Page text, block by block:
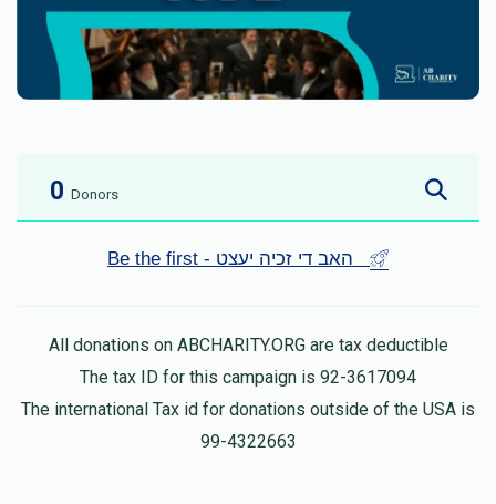
0 Donors
All donations on ABCHARITY.ORG are tax deductible
The tax ID for this campaign is 92-3617094
The international Tax id for donations outside of the USA is
99-4322663